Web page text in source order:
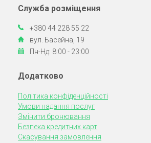
Служба розміщення
+380 44 228 55 22
вул. Басейна, 19
Пн-Нд: 8:00 - 23:00
Додатково
Політика конфіденційності
Умови надання послуг
Змінити бронювання
Безпека кредитних карт
Скасування замовлення